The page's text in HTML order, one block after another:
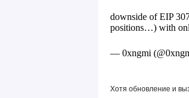
downside of EIP
positions…) with
— 0xngmi
Хотя обновление и